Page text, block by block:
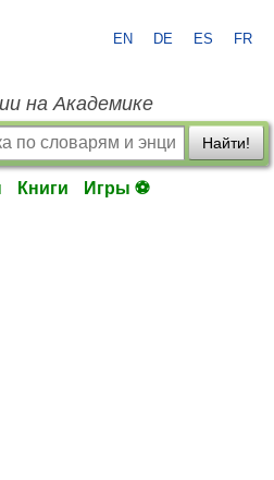
EN DE ES FR
на Академике
Найти!
Книги Игры ⚽